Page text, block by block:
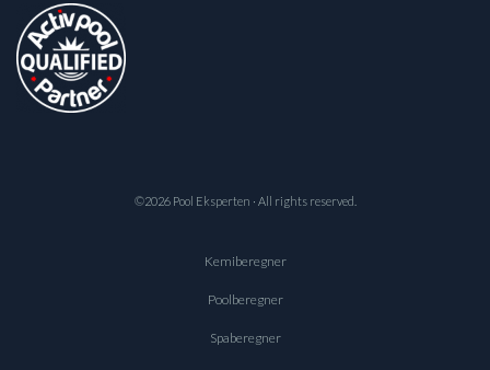
©2026 Pool Eksperten · All rights reserved.
Kemiberegner
Poolberegner
Spaberegner